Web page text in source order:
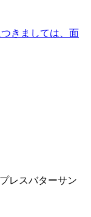
きましては、面
レスバターサン